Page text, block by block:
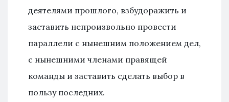
деятелями прошлого, взбудоражить и
заставить непроизвольно провести
параллели с нынешним положением дел,
с нынешними членами правящей
команды и заставить сделать выбор в
пользу последних.